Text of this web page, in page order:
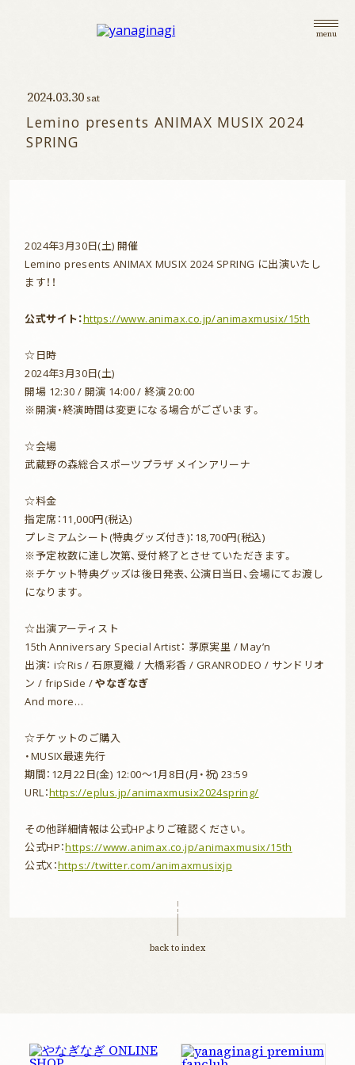
goods
profile
contact
menu
2024.03.30 sat
Lemino presents ANIMAX MUSIX 2024
SPRING
2024年3月30日(土) 開催
Lemino presents ANIMAX MUSIX 2024 SPRING に出演いたし
ます！！
公式サイト：https://www.animax.co.jp/animaxmusix/15th
☆日時
2024年3月30日(土)
開場 12:30 / 開演 14:00 / 終演 20:00
※開演・終演時間は変更になる場合がございます。
☆会場
武蔵野の森総合スポーツプラザ メインアリーナ
☆料金
指定席：11,000円(税込)
プレミアムシート(特典グッズ付き)：18,700円(税込)
※予定枚数に達し次第、受付終了とさせていただきます。
※チケット特典グッズは後日発表、公演日当日、会場にてお渡し
になります。
☆出演アーティスト
15th Anniversary Special Artist： 茅原実里 / May’n
出演： i☆Ris / 石原夏織 / 大橋彩香 / GRANRODEO / サンドリオ
ン / fripSide /やなぎなぎ
And more…
☆チケットのご購入
・MUSIX最速先行
期間：12月22日(金) 12:00〜1月8日(月・祝) 23:59
URL：https://eplus.jp/animaxmusix2024spring/
その他詳細情報は公式HPよりご確認ください。
公式HP：https://www.animax.co.jp/animaxmusix/15th
公式X：https://twitter.com/animaxmusixjp
back to index